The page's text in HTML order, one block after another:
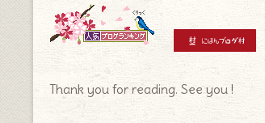
Thank you for reading. See you !